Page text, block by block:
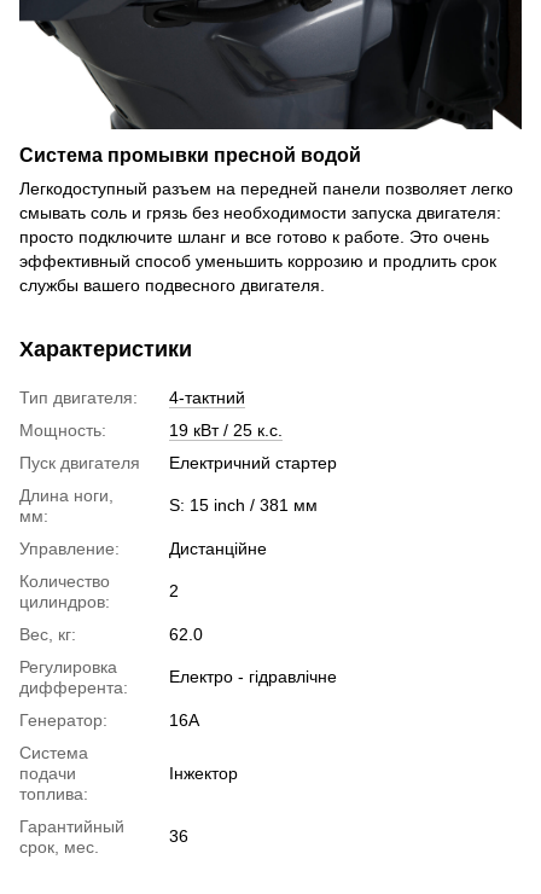
Система промывки пресной водой
Легкодоступный разъем на передней панели позволяет легко
смывать соль и грязь без необходимости запуска двигателя:
просто подключите шланг и все готово к работе. Это очень
эффективный способ уменьшить коррозию и продлить срок
службы вашего подвесного двигателя.
Характеристики
Тип двигателя:
4-тактний
Мощность:
19 кВт / 25 к.с.
Пуск двигателя
Електричний стартер
Длина ноги,
мм:
S: 15 inch / 381 мм
Управление:
Дистанційне
Количество
цилиндров:
2
Вес, кг:
62.0
Регулировка
дифферента:
Електро - гідравлічне
Генератор:
16A
Система
подачи
топлива:
Інжектор
Гарантийный
срок, мес.
36